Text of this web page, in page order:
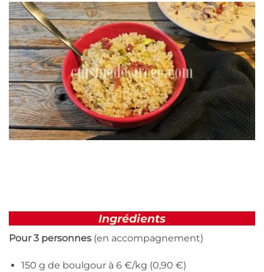
Ingrédients
Pour 3 personnes (en accompagnement)
150 g de boulgour à 6 €/kg (0,90 €)